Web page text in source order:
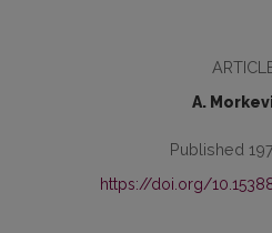
A.
Published
https://doi.org/